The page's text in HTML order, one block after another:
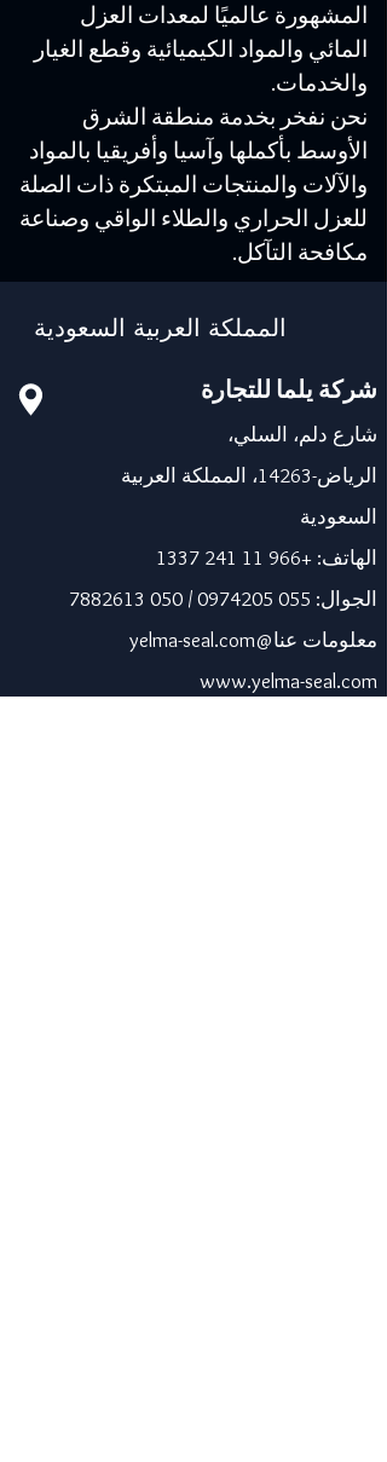
المشهورة عالميًا لمعدات العزل
المائي والمواد الكيميائية وقطع الغيار
والخدمات.
نحن نفخر بخدمة منطقة الشرق
الأوسط بأكملها وآسيا وأفريقيا بالمواد
والآلات والمنتجات المبتكرة ذات الصلة
للعزل الحراري والطلاء الواقي وصناعة
مكافحة التآكل.
المملكة العربية السعودية
شركة يلما للتجارة
شارع دلم، السلي،
الرياض-14263، المملكة العربية
السعودية
الهاتف: +966 11 241 1337
الجوال: 055 0974205
/
050 7882613
معلومات عنا@yelma-seal.com
www.yelma-seal.com